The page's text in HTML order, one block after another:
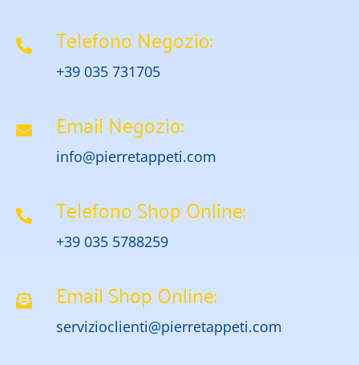
Telefono Negozio:
+39 035 731705
Email Negozio:
info@pierretappeti.com
Telefono Shop Online:
+39 035 5788259
Email Shop Online:
servizioclienti@pierretappeti.com